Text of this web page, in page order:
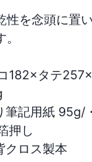
性を念頭に置
182×タテ
筆記用紙 95g/
押し
ロス製本